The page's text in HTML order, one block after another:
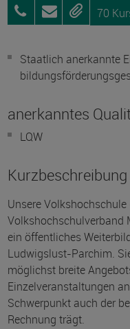
03871
7224301
AnfragenMerken70
Staatlich anerkannte
anerkanntes
LQW
Unsere
Volkshochschulverband
ein öffentliches
Ludwigslust-Parchim.
möglichst breite
Einzelveranstaltungen
Schwerpunkt auch der
Rechnung trägt.